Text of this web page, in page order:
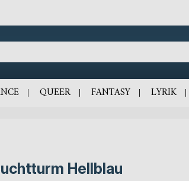
QUEER FANTASY LYRIK
Hellblau